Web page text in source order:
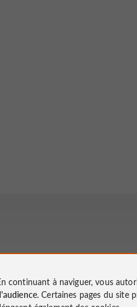
continuant à naviguer, vous
. Certaines pages du site